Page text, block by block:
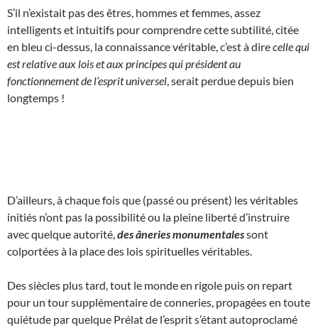
S’il n’existait pas des êtres, hommes et femmes, assez
intelligents et intuitifs pour comprendre cette subtilité, citée
en bleu ci-dessus, la connaissance véritable, c’est à direcelle qui
est relative aux lois et aux principes qui président au
fonctionnement de l’esprit universel , serait perdue depuis bien
longtemps !
D’ailleurs, à chaque fois que (passé ou présent) les véritables
initiés n’ont pas la possibilité ou la pleine liberté d’instruire
avec quelque autorité, des âneries monumentalessont
colportées à la place des lois spirituelles véritables.
Des siècles plus tard, tout le monde en rigole puis on repart
pour un tour supplémentaire de conneries, propagées en toute
quiétude par quelque Prélat de l’esprit s’étant autoproclamé